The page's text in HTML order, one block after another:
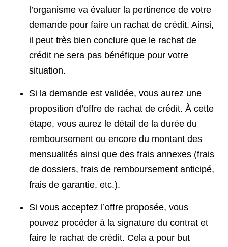
l’organisme va évaluer la pertinence de votre
demande pour faire un rachat de crédit. Ainsi,
il peut très bien conclure que le rachat de
crédit ne sera pas bénéfique pour votre
situation.
Si la demande est validée, vous aurez une
proposition d’offre de rachat de crédit. À cette
étape, vous aurez le détail de la durée du
remboursement ou encore du montant des
mensualités ainsi que des frais annexes (frais
de dossiers, frais de remboursement anticipé,
frais de garantie, etc.).
Si vous acceptez l’offre proposée, vous
pouvez procéder à la signature du contrat et
faire le rachat de crédit. Cela a pour but